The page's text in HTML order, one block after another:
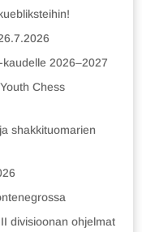
2026–2027
Chess
shakkituomarien
divisioonan ohjelmat